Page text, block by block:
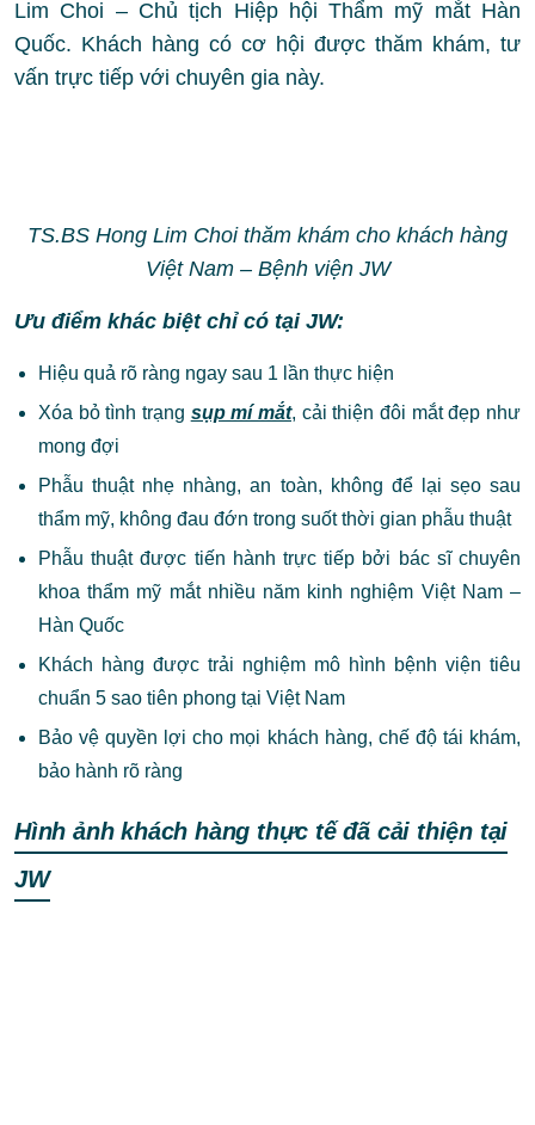
Lim Choi – Chủ tịch Hiệp hội Thẩm mỹ mắt Hàn
Quốc. Khách hàng có cơ hội được thăm khám, tư
vấn trực tiếp với chuyên gia này.
TS.BS Hong Lim Choi thăm khám cho khách hàng
Việt Nam – Bệnh viện JW
Ưu điểm khác biệt chỉ có tại JW:
Hiệu quả rõ ràng ngay sau 1 lần thực hiện
Xóa bỏ tình trạng sụp mí mắt, cải thiện đôi mắt đẹp như
mong đợi
Phẫu thuật nhẹ nhàng, an toàn, không để lại sẹo sau
thẩm mỹ, không đau đớn trong suốt thời gian phẫu thuật
Phẫu thuật được tiến hành trực tiếp bởi bác sĩ chuyên
khoa thẩm mỹ mắt nhiều năm kinh nghiệm Việt Nam –
Hàn Quốc
Khách hàng được trải nghiệm mô hình bệnh viện tiêu
chuẩn 5 sao tiên phong tại Việt Nam
Bảo vệ quyền lợi cho mọi khách hàng, chế độ tái khám,
bảo hành rõ ràng
Hình ảnh khách hàng thực tế đã cải thiện tại
JW